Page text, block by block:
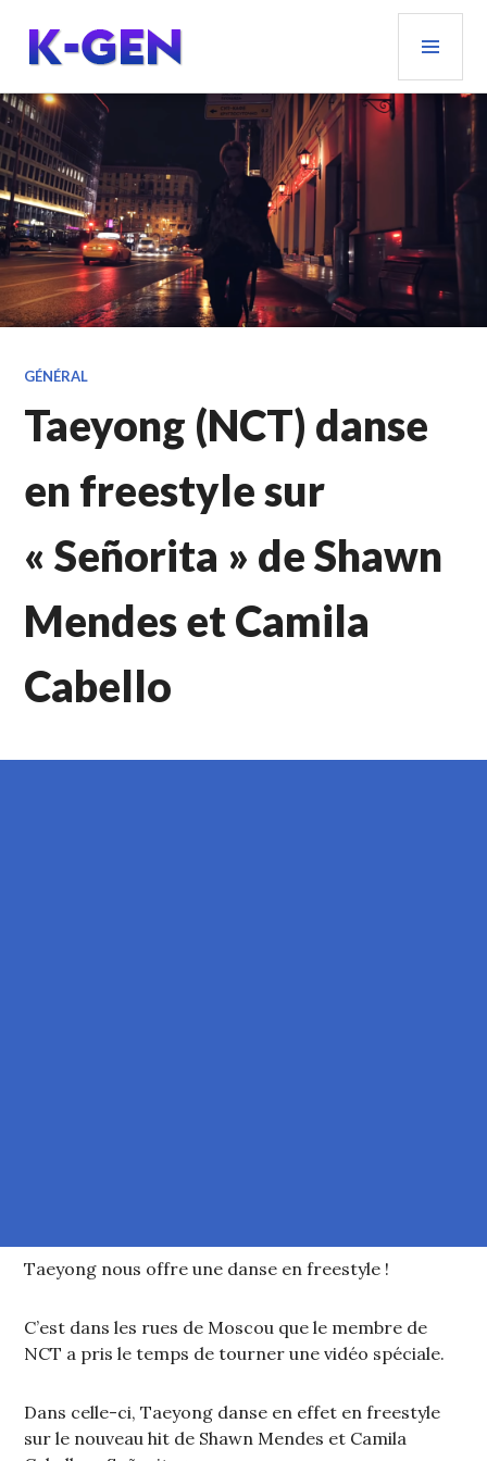
contenu
principal
K-GEN
GÉNÉRAL
Taeyong (NCT) danse
en freestyle sur
« Señorita » de Shawn
Mendes et Camila
Cabello
Taeyong nous offre une danse en freestyle !
C’est dans les rues de Moscou que le membre de
NCT a pris le temps de tourner une vidéo spéciale.
Dans celle-ci, Taeyong danse en effet en freestyle
sur le nouveau hit de Shawn Mendes et Camila